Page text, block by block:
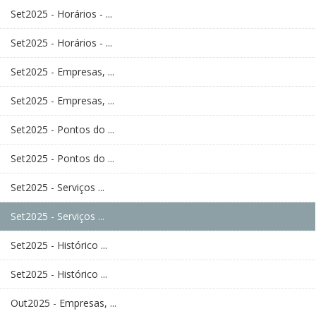
Set2025 - Horários - ...
Set2025 - Horários - ...
Set2025 - Empresas, ...
Set2025 - Empresas, ...
Set2025 - Pontos do ...
Set2025 - Pontos do ...
Set2025 - Serviços ...
Set2025 - Serviços ...
Set2025 - Histórico ...
Set2025 - Histórico ...
Out2025 - Empresas, ...